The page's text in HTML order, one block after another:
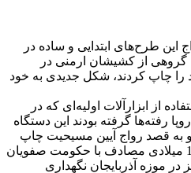
طرح‌های ابتدایی و ساده در
گروهی از کشیشان ارمنی در
را چاپ کردند، شکل جدیدی به خود
از ابزارآلات اولیه‌ای که در
رفته‌ها گرفته بودند این دستگاه
و به قصد رواج آیین مسیحیت چاپ
کردند. این دستگاه در سال 1638 میلادی مصادف با حکومت صفویان
در موزه آذربایجان نگهداری